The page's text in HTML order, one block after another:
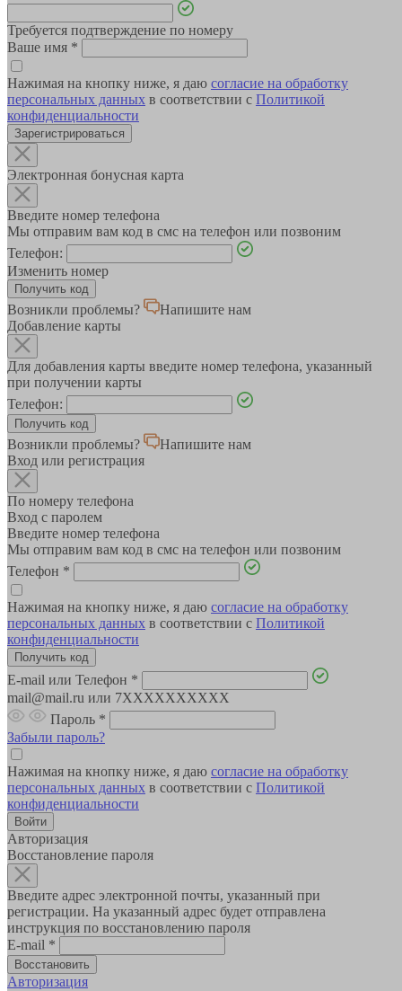
Требуется подтверждение по номеру
Ваше имя *
Нажимая на кнопку ниже, я даю согласие на обработку
персональных данных в соответствии с Политикой
конфиденциальности
Зарегистрироваться
Электронная бонусная карта
Введите номер телефона
Мы отправим вам код в смс на телефон или позвоним
Телефон:
Изменить номер
Возникли проблемы?
Напишите нам
Добавление карты
Для добавления карты введите номер телефона, указанный
при получении карты
Телефон:
Возникли проблемы?
Напишите нам
Вход или регистрация
По номеру телефона
Вход с паролем
Введите номер телефона
Мы отправим вам код в смс на телефон или позвоним
Телефон *
Нажимая на кнопку ниже, я даю согласие на обработку
персональных данных в соответствии с Политикой
конфиденциальности
E-mail или Телефон *
mail@mail.ru или 7XXXXXXXXXX
Пароль *
Забыли пароль?
Нажимая на кнопку ниже, я даю согласие на обработку
персональных данных в соответствии с Политикой
конфиденциальности
Авторизация
Восстановление пароля
Введите адрес электронной почты, указанный при
регистрации. На указанный адрес будет отправлена
инструкция по восстановлению пароля
E-mail *
Авторизация